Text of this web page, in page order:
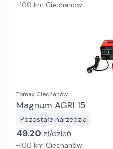
+100 km Ciechanów
Tomax Ciechanów
Magnum AGRI 15
Pozostałe narzędzia
49.20 zł/dzień
+100 km Ciechanów